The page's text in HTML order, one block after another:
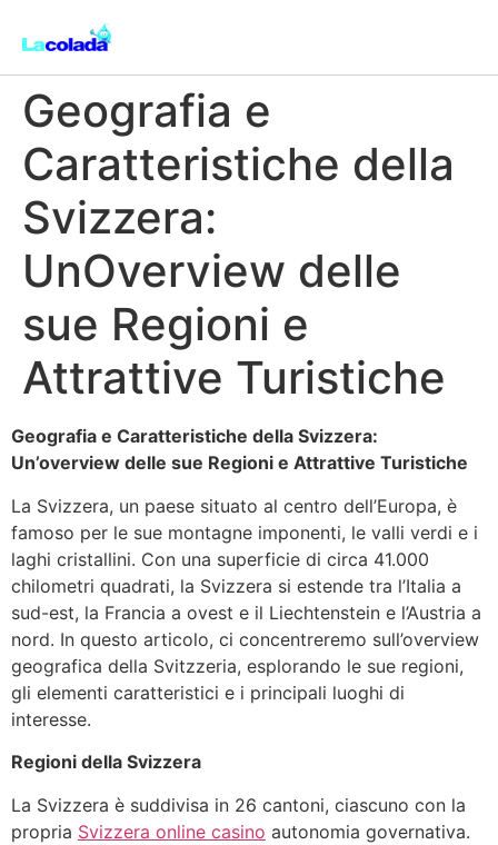
Geografia e
Caratteristiche della
Svizzera:
UnOverview delle
sue Regioni e
Attrattive Turistiche
Geografia e Caratteristiche della Svizzera:
Un’overview delle sue Regioni e Attrattive Turistiche
La Svizzera, un paese situato al centro dell’Europa, è
famoso per le sue montagne imponenti, le valli verdi e i
laghi cristallini. Con una superficie di circa 41.000
chilometri quadrati, la Svizzera si estende tra l’Italia a
sud-est, la Francia a ovest e il Liechtenstein e l’Austria a
nord. In questo articolo, ci concentreremo sull’overview
geografica della Svitzzeria, esplorando le sue regioni,
gli elementi caratteristici e i principali luoghi di
interesse.
Regioni della Svizzera
La Svizzera è suddivisa in 26 cantoni, ciascuno con la
propria Svizzera online casino autonomia governativa.